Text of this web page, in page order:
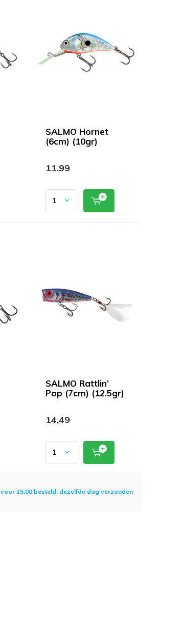
SALMO Hornet
(6cm) (10gr)
11,99
SALMO Rattlin’
Pop (7cm) (12.5gr)
14,49
voor 15:00 besteld, dezelfde dag verzonden